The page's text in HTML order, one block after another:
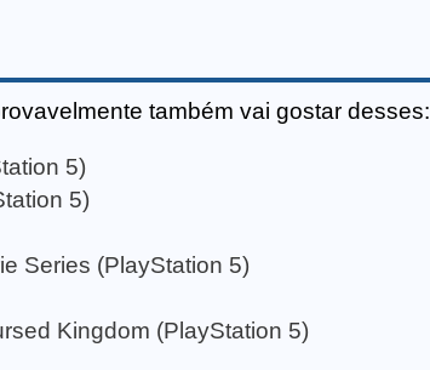
também vai gostar desses:
5)
5)
Series (PlayStation 5)
Kingdom (PlayStation 5)